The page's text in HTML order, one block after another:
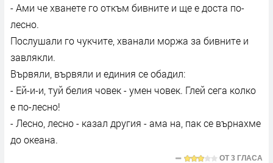
- Ами че хванете го откъм бивните и ще е доста по-
лесно.
Послушали го чукчите, хванали моржа за бивните и
завлякли.
Вървяли, вървяли и единия се обадил:
- Ей-и-и, туй белия човек - умен човек. Глей сега колко
е по-лесно!
- Лесно, лесно - казал другия - ама на, пак се върнахме
до океана.
ОТ3 ГЛАСА